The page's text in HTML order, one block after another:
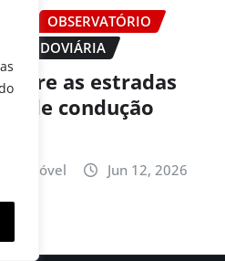
OBSERVATÓRIO
RODOVIÁRIA
abre as estradas
de condução
Jun 12, 2026